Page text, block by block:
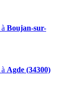
à Boujan-sur-
à Agde (34300)